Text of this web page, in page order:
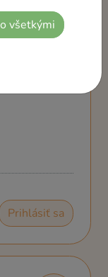
Prihlásiť sa
všetkými